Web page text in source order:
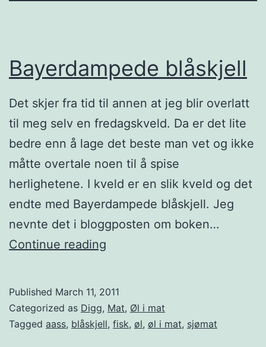
Bayerdampede blåskjell
Det skjer fra tid til annen at jeg blir overlatt
til meg selv en fredagskveld. Da er det lite
bedre enn å lage det beste man vet og ikke
måtte overtale noen til å spise
herlighetene. I kveld er en slik kveld og det
endte med Bayerdampede blåskjell. Jeg
nevnte det i bloggposten om boken…
Continue reading
e
r
Published March 11, 2011
Categorized as Digg, Mat, Øl i mat
Tagged aass, blåskjell, fisk, øl, øl i mat, sjømat